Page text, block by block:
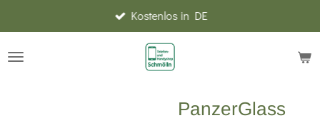
Hauptinhalt
springen
Kostenlos in DE
PanzerGlass